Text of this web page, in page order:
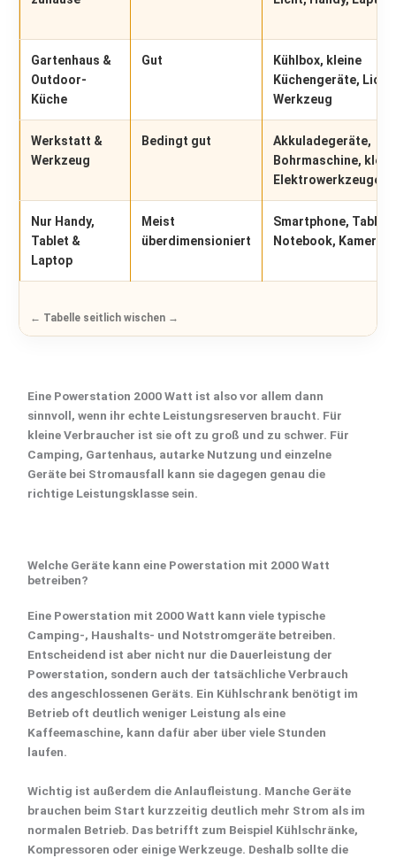
Gartenhaus &
Outdoor-
Küche
Gut
Kühlbox, kleine
Küchengeräte, Licht,
Werkzeug
Werkstatt &
Werkzeug
Bedingt gut
Akkuladegeräte,
Bohrmaschine,
Elektrowerkzeuge
Nur Handy,
Tablet &
Laptop
Meist
überdimensioniert
Smartphone, Tablet,
Notebook, Kamera
Eine Powerstation 2000 Watt ist also vor allem dann
sinnvoll, wenn ihr echte Leistungsreserven braucht. Für
kleine Verbraucher ist sie oft zu groß und zu schwer. Für
Camping, Gartenhaus, autarke Nutzung und einzelne
Geräte bei Stromausfall kann sie dagegen genau die
richtige Leistungsklasse sein.
Welche Geräte kann eine Powerstation mit 2000 Watt
betreiben?
Eine Powerstation mit 2000 Watt kann viele typische
Camping-, Haushalts- und Notstromgeräte betreiben.
Entscheidend ist aber nicht nur die Dauerleistung der
Powerstation, sondern auch der tatsächliche Verbrauch
des angeschlossenen Geräts. Ein Kühlschrank benötigt im
Betrieb oft deutlich weniger Leistung als eine
Kaffeemaschine, kann dafür aber über viele Stunden
laufen.
Wichtig ist außerdem dieAnlaufleistung. Manche Geräte
brauchen beim Start kurzzeitig deutlich mehr Strom als im
normalen Betrieb. Das betrifft zum Beispiel Kühlschränke,
Kompressoren oder einige Werkzeuge. Deshalb sollte die